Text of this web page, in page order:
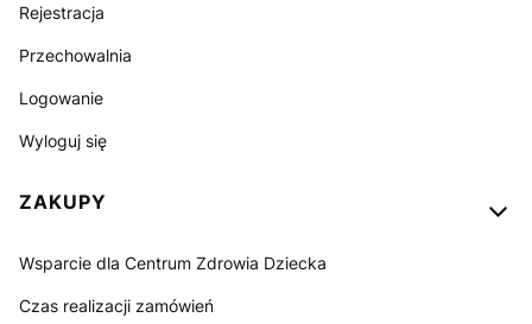
Rejestracja
Przechowalnia
Logowanie
Wyloguj się
ZAKUPY
Wsparcie dla Centrum Zdrowia Dziecka
Czas realizacji zamówień